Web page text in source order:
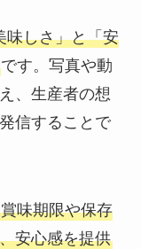
味しさ」と「安
です。写真や動
、生産者の想
信することで
味期限や保存
安心感を提供